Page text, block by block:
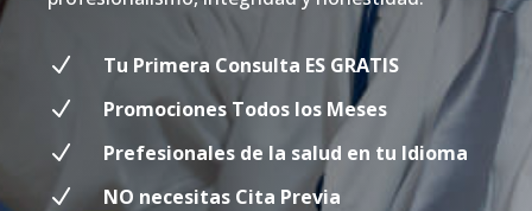
N
Tu Primera Consulta ES GRATIS
N
Promociones Todos los Meses
N
Prefesionales de la salud en tu Idioma
N
NO necesitas Cita Previa